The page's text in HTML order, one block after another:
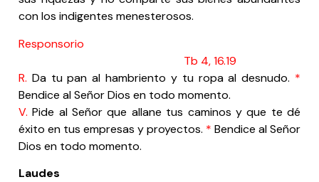
con los indigentes menesterosos.
Responsorio
Tb 4, 16.19
R. Da tu pan al hambriento y tu ropa al desnudo. *
Bendice al Señor Dios en todo momento.
V. Pide al Señor que allane tus caminos y que te dé
éxito en tus empresas y proyectos. * Bendice al Señor
Dios en todo momento.
Laudes